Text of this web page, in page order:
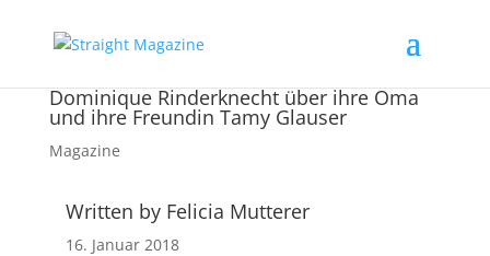
Dominique Rinderknecht über ihre Oma
und ihre Freundin Tamy Glauser
Magazine
Written by Felicia Mutterer
16. Januar 2018